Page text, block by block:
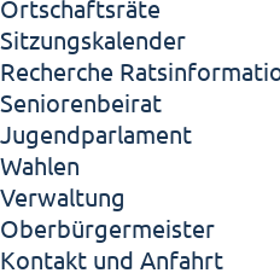
Ortschaftsräte
Sitzungskalender
Recherche
Seniorenbeirat
Jugendparlament
Wahlen
Verwaltung
Oberbürgermeister
Kontakt und Anfahrt